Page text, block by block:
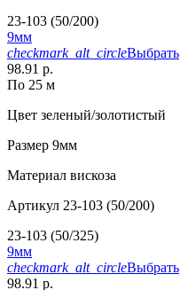
23-103 (50/200)
9мм
checkmark_alt_circleВыбрать
98.91 р.
По 25 м
Цвет зеленый/золотистый
Размер 9мм
Материал вискоза
Артикул 23-103 (50/200)
23-103 (50/325)
9мм
checkmark_alt_circleВыбрать
98.91 р.